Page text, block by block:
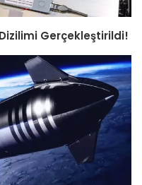
Gerçekleştirildi!